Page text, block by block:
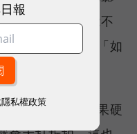
視解決的是「能不
電視解決的是「如
題。
面設定後，如果硬
報
私權政策